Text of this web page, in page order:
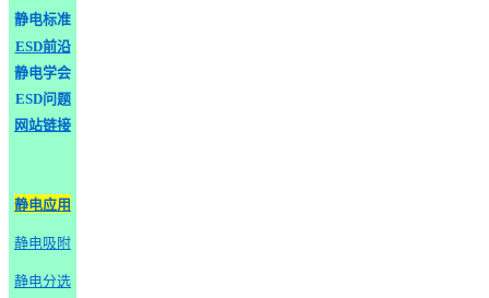
静电标准
ESD前沿
静电学会
ESD问题
网站链接
静电应用
静电吸附
静电分选